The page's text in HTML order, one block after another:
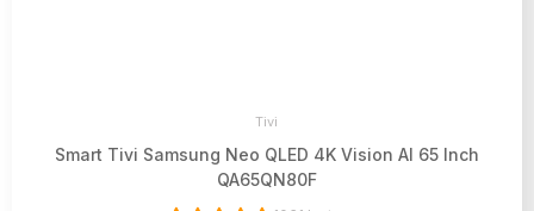
Tivi
Smart Tivi Samsung Neo QLED 4K Vision AI 65 Inch
QA65QN80F